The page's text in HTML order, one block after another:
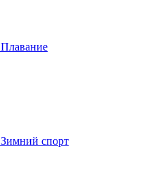
Плавание
Зимний спорт